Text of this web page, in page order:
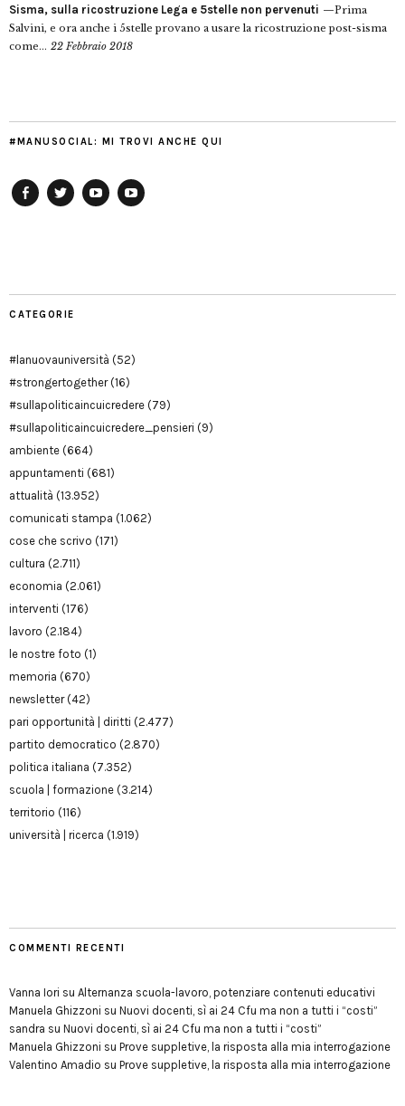
Sisma, sulla ricostruzione Lega e 5stelle non pervenuti
Prima
Salvini, e ora anche i 5stelle provano a usare la ricostruzione post-sisma
come... 22 Febbraio 2018
#MANUSOCIAL: MI TROVI ANCHE QUI
CATEGORIE
#lanuovauniversità (52)
#strongertogether(16)
#sullapoliticaincuicredere (79)
#sullapoliticaincuicredere_pensieri (9)
ambiente (664)
appuntamenti (681)
attualità (13.952)
comunicati stampa (1.062)
cose che scrivo (171)
cultura (2.711)
economia (2.061)
interventi (176)
lavoro (2.184)
le nostre foto (1)
memoria (670)
newsletter(42)
pari opportunità | diritti (2.477)
partito democratico (2.870)
politica italiana (7.352)
scuola | formazione (3.214)
territorio (116)
università | ricerca (1.919)
COMMENTI RECENTI
Vanna Iori su Alternanza scuola-lavoro, potenziare contenuti educativi
Manuela Ghizzoni su Nuovi docenti, sì ai 24 Cfu ma non a tutti i “costi”
sandra su Nuovi docenti, sì ai 24 Cfu ma non a tutti i “costi”
Manuela Ghizzoni su Prove suppletive, la risposta alla mia interrogazione
Valentino Amadio su Prove suppletive, la risposta alla mia interrogazione